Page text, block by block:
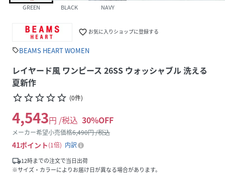
GREEN BLACK NAVY
favorite_border お気に入りショップに登録する
sellBEAMS HEART WOMEN
レイヤード風 ワンピース 26SS ウォッシャブル 洗える
夏新作
star_borderstar_borderstar_borderstar_borderstar_border (0件)
4,543円 /税込 30%OFF
メーカー希望小売価格6,490円 /税込
41ポイント 1倍
内訳
local_shipping12時までの注文で当日出荷
※サイズ・カラーによりお届け日が異なる場合があります。